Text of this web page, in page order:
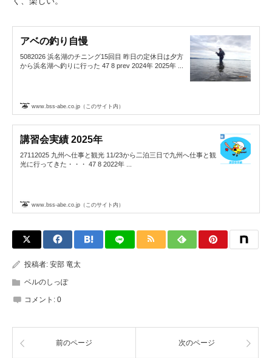
アベの釣り自慢
5082026 浜名湖のチニング15回目 昨日の定休日は夕方
から浜名湖へ釣りに行った 47 8 prev 2024年 2025年 ...
www.bss-abe.co.jp（このサイト内）
講習会実績 2025年
27112025 九州へ仕事と観光 11/23から二泊三日で九州へ仕事と観
光に行ってきた・・・ 47 8 2022年 ...
www.bss-abe.co.jp（このサイト内）
投稿者: 安部 竜太
ベルのしっぽ
コメント: 0
前のページ 次のページ